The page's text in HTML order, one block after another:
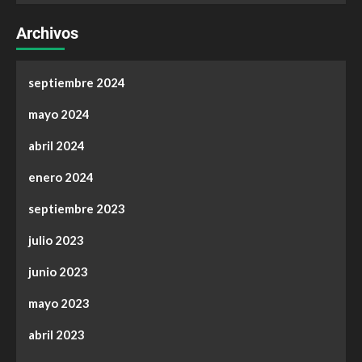
Archivos
septiembre 2024
mayo 2024
abril 2024
enero 2024
septiembre 2023
julio 2023
junio 2023
mayo 2023
abril 2023